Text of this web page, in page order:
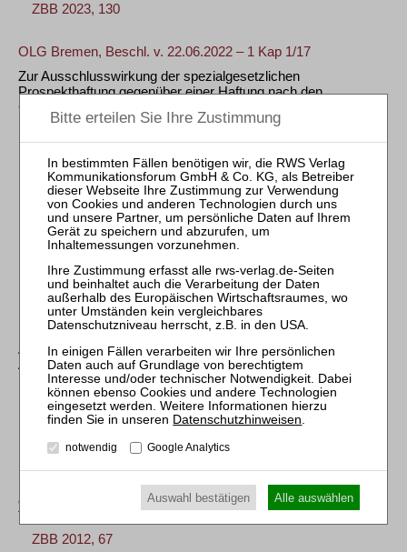
ZBB 2023, 130
OLG Bremen, Beschl. v. 22.06.2022 – 1 Kap 1/17
Zur Ausschlusswirkung der spezialgesetzlichen
Prospekthaftung gegenüber einer Haftung nach den
Grundsätzen der bürgerlich-rechtlichen Prospekthaftung auch
im Fall eines Treuhandkommanditisten sowie zur
ZBB 2022, 386
BGH, Urt. v. 10.09.2019 – XI ZR 7/19 +
Klausel über Bearbeitungsentgelt für Treuhandauftrag bei
ZBB 2019, 412
BGH, Urt. v. 16.03.2017 – III ZR 489/16
Aufklärungspflicht des Treuhandkommanditisten gegenüber
Anlegern über alle wesentlichen Punkte, insbesondere
regelwidrige Auffälligkeiten der Anlage(LS)
ZBB 2017, 192
BGH, Urt. v. 11.10.2011 – II ZR 242/09
Stellung des an Publikumsgesellschaft beteiligten Treugebers
im Innenverhältnis als unmittelbarer Gesellschafter bei
entsprechender Gestaltung des Gesellschafts- und
Treuhandvertrags
ZBB 2012, 67
Datenschutzhinweisen
notwendig Google Analytics
Auswahl bestätigen Alle auswählen